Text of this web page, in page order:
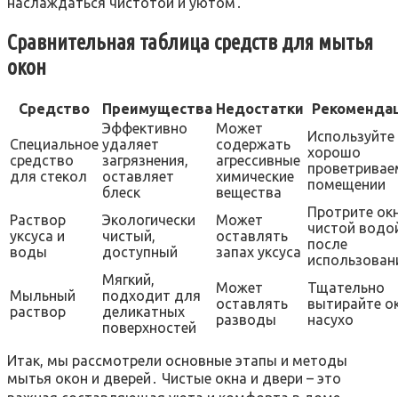
Сравнительная таблица средств для мытья
окон
Средство Преимущества Недостатки
Специальное
средство
для стекол
Эффективно
удаляет
загрязнения,
оставляет
блеск
Может
содержать
агрессивные
химические
вещества
Используйте
хорошо
помещении
Раствор
уксуса и
воды
Экологически
чистый,
доступный
Может
оставлять
запах уксуса
Протрите
чистой
после
Мыльный
раствор
Мягкий,
подходит для
деликатных
поверхностей
Может
оставлять
разводы
Тщательно
вытирайте
насухо
Итак, мы рассмотрели основные этапы и методы
мытья окон и дверей․ Чистые окна и двери – это